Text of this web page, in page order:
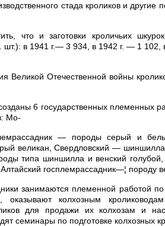
стада кроликов и другие
что и заготовки кроличьих
шт.): в 1941 г.— 3 934, в 1942 г. — 1
Великой Отечественной войны
6 государственных племенных
Мо-
— породы серый и
великан, Свердловский —
типа шиншилла и венский
госплемрассадник—¦ породу
занимаются племенной работой
оказывают колхозным
для продажи их колхозам и
семинары по подготовке колхозных